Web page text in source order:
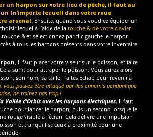
un harpon sur votre lieu de pêche il faut au
(n’importe lequel) dans votre roue
arsenal. Ensuite, quand vous voudrez équiper un
lequel à l’aide de la touche & de votre clavier:
& et sélectionnez par clic gauche le harpon
à tous les harpons présents dans votre inventaire.
, il faut placer votre viseur sur le poisson, et faire
suffit pour attraper le poisson. Vous aurez alors
son nom, sa taille. Faites Echap pour revenir à
vous pouvez être attaqué par des ennemis pendant que
ne trainez pas trop !
Vallée d’Orbis avec les harpons électriques. Il faut
pour lancer le harpon, puis un second lorsque le
rouge visible à l’écran. Cela délivre une impulsion
et tranquillise ceux à proximité pour une